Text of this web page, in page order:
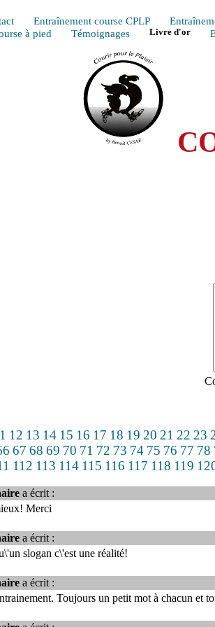
Entraînement course CPLP
à pied
Témoignages Livre d'or
12 13 14 15 16 17 18 19 20 21 22 23
67 68 69 70 71 72 73 74 75 76 77 78
112 113 114 115 116 117 118 119
a écrit :
Merci
a écrit :
slogan c\'est une réalité!
a écrit :
Toujours un petit mot à chacun et